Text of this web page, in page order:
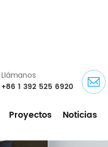
Llámanos
+86 1 392 525 6920
Proyectos Noticias